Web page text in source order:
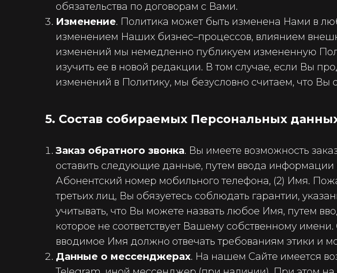
обязательства по договорам с Вами.
Изменение. Политика может быть изменена Нами в
изменением Наших бизнес–процессов, влиянием
изменений мы немедленно публикуем измененную
изучить ее в новой редакции. В том случае, если Вы
изменений в Политику, мы безусловно считаем, что
5. Состав собираемых Персональных
Заказ обратного звонка. Вы имеете возможность
оставить следующие данные, путем ввода
Абонентский номер мобильного телефона, (2) Имя.
третьих лиц, Вы обязуетесь соблюдать гарантии,
учитывать, что Вы можете назвать любое Имя, путем
которое не соответствует Вашему собственному
вводимое Имя должно отвечать требованиям этики и
Данные о мессенджерах. На нашем Сайте имеется